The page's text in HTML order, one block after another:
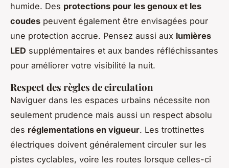
humide. Des protections pour les genoux et les
coudes peuvent également être envisagées pour
une protection accrue. Pensez aussi aux lumières
LED supplémentaires et aux bandes réfléchissantes
pour améliorer votre visibilité la nuit.
Respect des règles de circulation
Naviguer dans les espaces urbains nécessite non
seulement prudence mais aussi un respect absolu
des réglementations en vigueur. Les trottinettes
électriques doivent généralement circuler sur les
pistes cyclables, voire les routes lorsque celles-ci